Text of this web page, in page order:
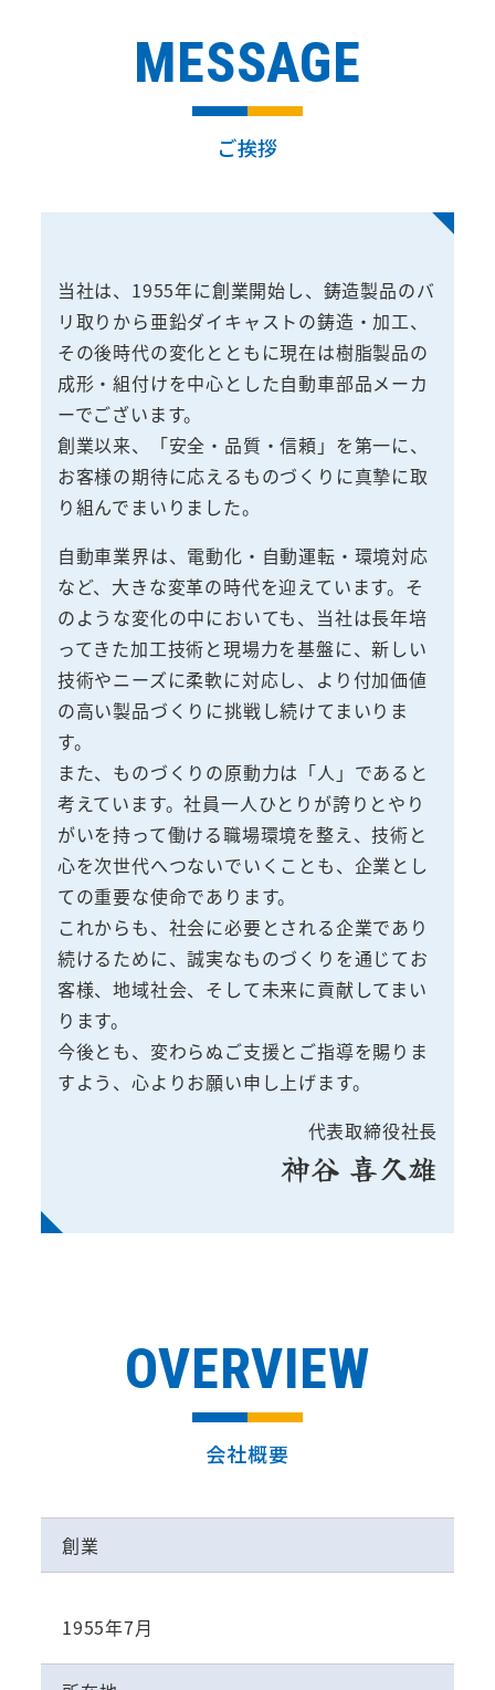
MESSAGE
ご挨拶
当社は、1955年に創業開始し、鋳造製品のバ
リ取りから亜鉛ダイキャストの鋳造・加工、
その後時代の変化とともに現在は樹脂製品の
成形・組付けを中心とした自動車部品メーカ
ーでございます。
創業以来、「安全・品質・信頼」を第一に、
お客様の期待に応えるものづくりに真摯に取
り組んでまいりました。
自動車業界は、電動化・自動運転・環境対応
など、大きな変革の時代を迎えています。そ
のような変化の中においても、当社は長年培
ってきた加工技術と現場力を基盤に、新しい
技術やニーズに柔軟に対応し、より付加価値
の高い製品づくりに挑戦し続けてまいりま
す。
また、ものづくりの原動力は「人」であると
考えています。社員一人ひとりが誇りとやり
がいを持って働ける職場環境を整え、技術と
心を次世代へつないでいくことも、企業とし
ての重要な使命であります。
これからも、社会に必要とされる企業であり
続けるために、誠実なものづくりを通じてお
客様、地域社会、そして未来に貢献してまい
ります。
今後とも、変わらぬご支援とご指導を賜りま
すよう、心よりお願い申し上げます。
代表取締役社長
神谷 喜久雄
OVERVIEW
会社概要
創業
1955年7月